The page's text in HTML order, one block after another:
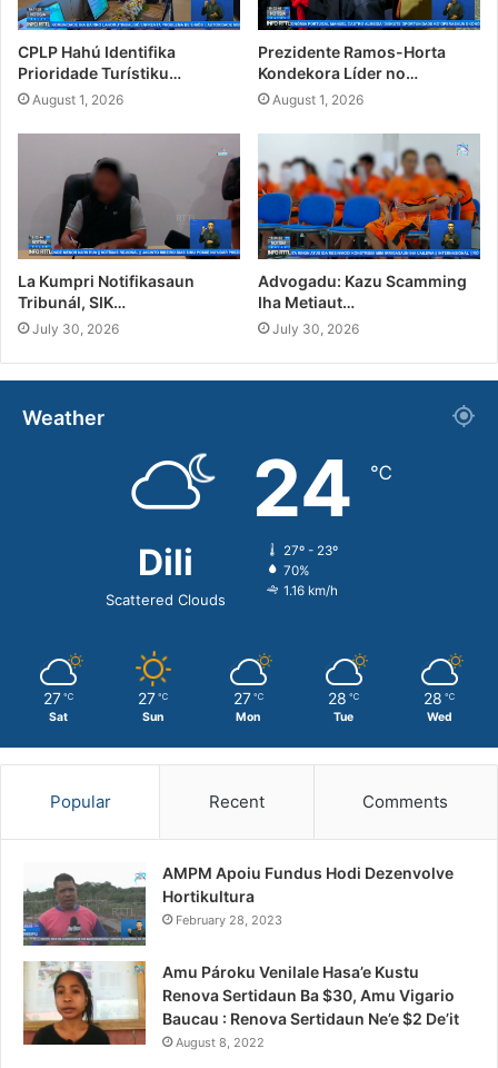
CPLP Hahú Identifika
Prioridade Turístiku…
August 1, 2026
Prezidente Ramos-Horta
Kondekora Líder no…
August 1, 2026
La Kumpri Notifikasaun
Tribunál, SIK…
July 30, 2026
Advogadu: Kazu Scamming
Iha Metiaut…
July 30, 2026
Weather
Dili
Scattered Clouds
24 ℃
27º - 23º
70%
1.16 km/h
27 ℃
Sat
27 ℃
Sun
27 ℃
Mon
28 ℃
Tue
28 ℃
Wed
Popular Recent Comments
AMPM Apoiu Fundus Hodi Dezenvolve
Hortikultura
February 28, 2023
Amu Pároku Venilale Hasa’e Kustu
Renova Sertidaun Ba $30, Amu Vigario
Baucau : Renova Sertidaun Ne’e $2 De’it
August 8, 2022